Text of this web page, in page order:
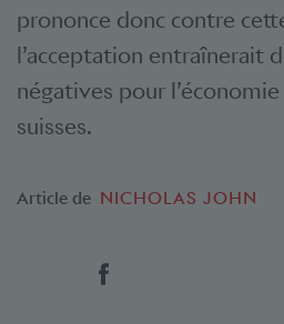
prononce donc contre
l’acceptation entraînerait
négatives pour
suisses.
Article de NICHOLAS JOHN
Social Bookmarks